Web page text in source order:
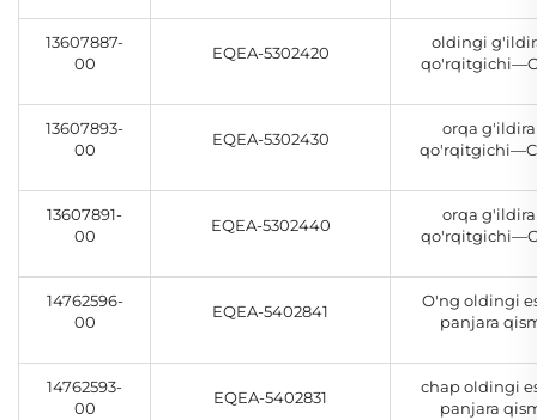
13607887-
00
EQEA-5302420
oldingi
13607893-
00
EQEA-5302430
orqa
13607891-
00
EQEA-5302440
orqa
14762596-
00
EQEA-5402841
O'ng oldingi
panjara
14762593-
00
EQEA-5402831
chap oldingi
panjara